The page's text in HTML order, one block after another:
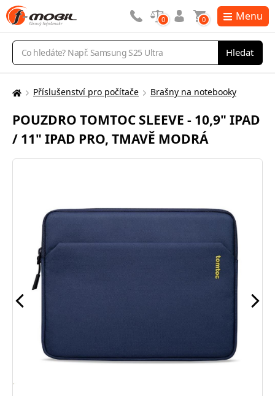
Vyhledávání
Hledat
0 0 Menu
Zde
nacházíte:
Příslušenství pro počítače Brašny na notebooky
POUZDRO TOMTOC SLEEVE - 10,9" IPAD
/ 11" IPAD PRO, TMAVĚ MODRÁ